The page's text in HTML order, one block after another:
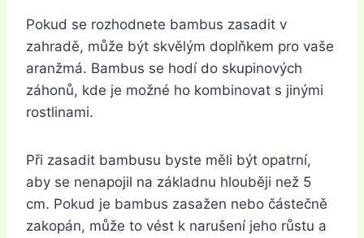
Pokud se rozhodnete bambus zasadit v
zahradě, může být skvělým doplňkem pro vaše
aranžmá. Bambus se hodí do skupinových
záhonů, kde je možné ho kombinovat s jinými
rostlinami.
Při zasadit bambusu byste měli být opatrní,
aby se nenapojil na základnu hlouběji než 5
cm. Pokud je bambus zasažen nebo částečně
zakopán, může to vést k narušení jeho růstu a